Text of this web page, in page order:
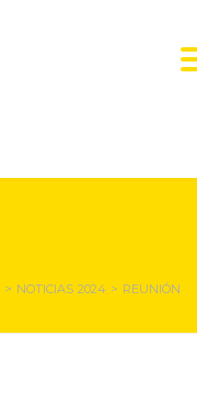
> NOTICIAS 2024 > REUNIÓN